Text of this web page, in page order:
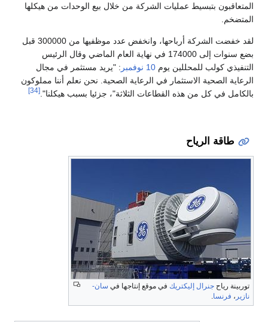
المتعاقبون بتبسيط عمليات الشركة من خلال بيع الوحدات من هيكلها
المتضخم.
لقد خفضت الشركة أرباحها، وانخفض عدد موظفيها من 300000 قبل
بضع سنوات إلى 174000 في نهاية العام الماضي وقال الرئيس
التنفيذي كولب للمحللين يوم 10 نوفمبر
: "يريد مستثمر في مجال
الرعاية الصحية الاستثمار في الرعاية الصحية. نحن نعلم أننا مملوكون
بالكامل في كل من هذه القطاعات الثلاثة"، جزئيا بسبب هيكلنا". [34]
طاقة الرياح
توربينة رياح جنرال إليكتريك في موقع إنتاجها في سان-
نازير ، فرنسا.